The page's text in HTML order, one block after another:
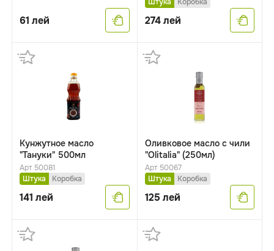
61 лей 274лей
Кунжутное масло
"Тануки" 500мл
Арт 50081
Штука
Коробка
141 лей
Оливковое масло с чили
"Olitalia" (250мл)
Арт 50067
Штука
Коробка
125 лей